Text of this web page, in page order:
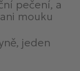
pečení, a
mouku
jeden